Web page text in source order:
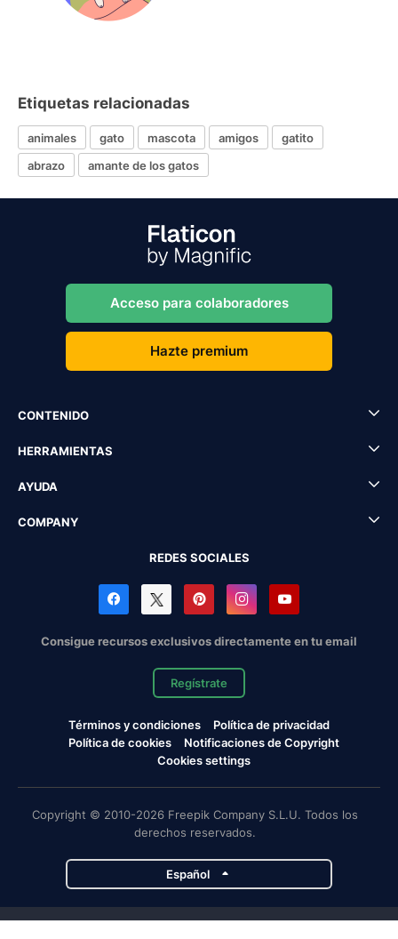
Etiquetas relacionadas
animales gato mascota amigos
gatito
abrazo
amante de los gatos
Acceso para colaboradores
Hazte premium
CONTENIDO
HERRAMIENTAS
AYUDA
COMPANY
REDES SOCIALES
Consigue recursos exclusivos directamente en tu email
Regístrate
Términos y condiciones
Política de privacidad
Política de cookies
Notificaciones de Copyright
Cookies settings
Copyright © 2010-2026 Freepik Company S.L.U. Todos los
derechos reservados.
Español